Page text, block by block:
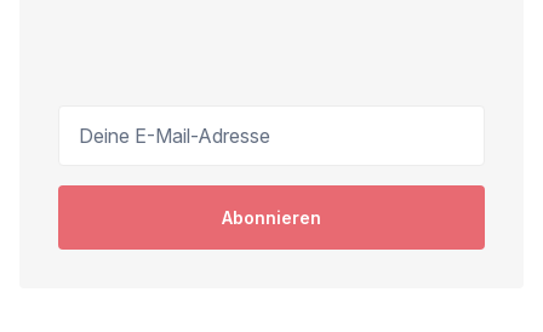
Abonnieren